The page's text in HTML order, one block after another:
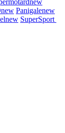
new
new Panigalenew
new SuperSport